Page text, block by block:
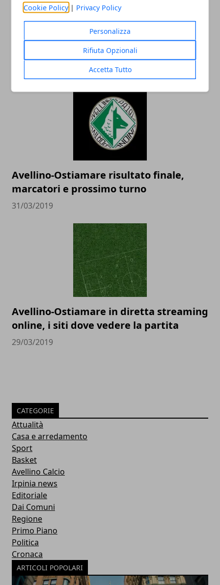
Cookie Policy | Privacy Policy
Personalizza
Rifiuta Opzionali
Accetta Tutto
Calcio Serie D 2019, Girone G: risultati
partite 14^ giornata di ritorno e
Avellino-Ostiamare risultato finale,
marcatori e prossimo turno
31/03/2019
Avellino-Ostiamare in diretta streaming
online, i siti dove vedere la partita
29/03/2019
CATEGORIE
Attualità
Casa e arredamento
Sport
Basket
Avellino Calcio
Irpinia news
Editoriale
Dai Comuni
Regione
Primo Piano
Politica
Cronaca
ARTICOLI POPOLARI